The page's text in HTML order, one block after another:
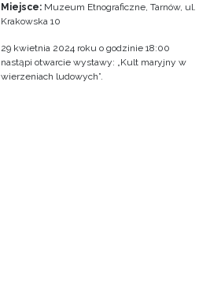
Miejsce: Muzeum Etnograficzne, Tarnów, ul.
Krakowska 10
29 kwietnia 2024 roku o godzinie 18:00
nastąpi otwarcie wystawy: „Kult maryjny w
wierzeniach ludowych”.